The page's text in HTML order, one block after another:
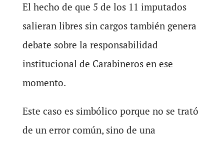
El hecho de que 5 de los 11 imputados
salieran libres sin cargos también genera
debate sobre la responsabilidad
institucional de Carabineros en ese
momento.
Este caso es simbólico porque no se trató
de un error común, sino de una